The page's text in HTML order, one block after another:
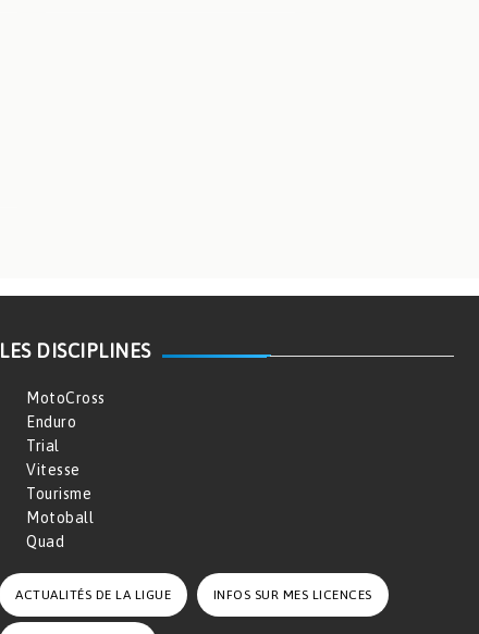
LES DISCIPLINES
MotoCross
Enduro
Trial
Vitesse
Tourisme
Motoball
Quad
ACTUALITÉS DE LA LIGUE INFOS SUR MES LICENCES